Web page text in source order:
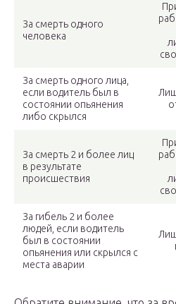
За смерть одного
человека
За смерть одного лица,
если водитель был в
состоянии опьянения
либо скрылся
За смерть 2 и более лиц
в результате
происшествия
За гибель 2 и более
людей, если водитель
был в состоянии
опьянения или скрылся с
места аварии